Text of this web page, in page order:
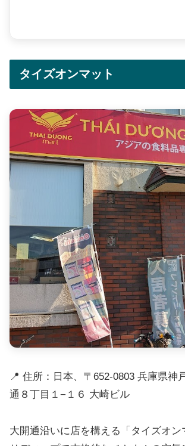
タイズオンマット
📍 住所：日本、〒652-0803 兵庫県神
通８丁目１−１６ 大崎ビル
大開通沿いに店を構える「タイズオン